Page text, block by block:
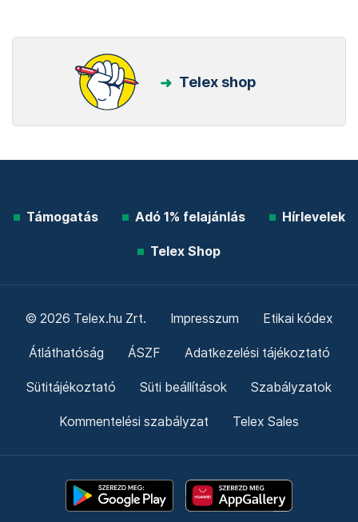
Telex shop
Támogatás Adó 1% felajánlás Hírlevelek
Telex Shop
© 2026 Telex.hu Zrt. Impresszum Etikai kódex
Átláthatóság ÁSZF Adatkezelési tájékoztató
Sütitájékoztató Süti beállítások Szabályzatok
Kommentelési szabályzat Telex Sales